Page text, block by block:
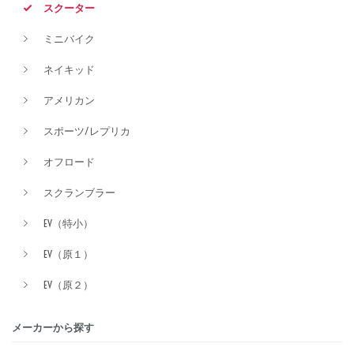
スクーター
ミニバイク
ネイキッド
アメリカン
スポーツ/レプリカ
オフロード
スクランブラー
EV（特小）
EV（原１）
EV（原２）
メーカーから探す
価格